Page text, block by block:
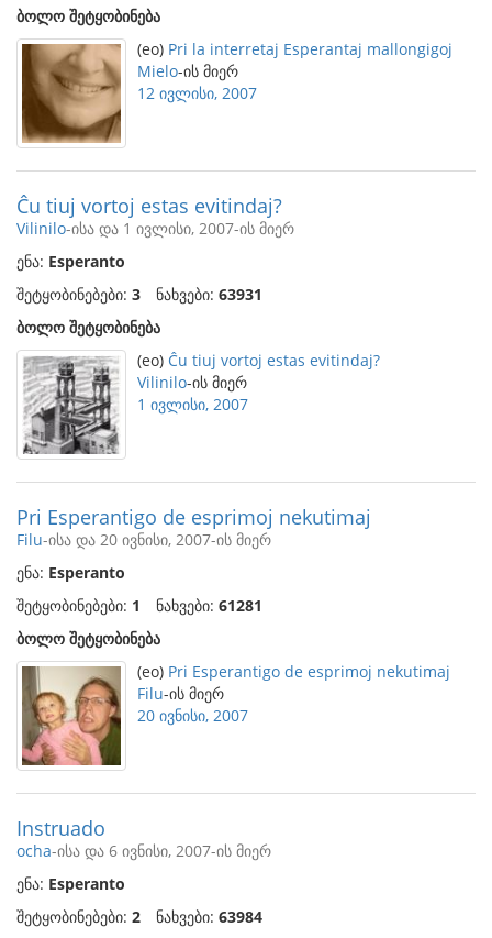
ბოლო შეტყობინება
(eo) Pri la interretaj Esperantaj mallongigoj
Mielo-ის მიერ
12 ივლისი, 2007
Ĉu tiuj vortoj estas evitindaj?
Vilinilo-ისა და 1 ივლისი, 2007-ის მიერ
ენა: Esperanto
შეტყობინებები: 3 ნახვები: 63931
ბოლო შეტყობინება
(eo) Ĉu tiuj vortoj estas evitindaj?
Vilinilo-ის მიერ
1 ივლისი, 2007
Pri Esperantigo de esprimoj nekutimaj
Filu-ისა და 20 ივნისი, 2007-ის მიერ
ენა: Esperanto
შეტყობინებები: 1 ნახვები: 61281
ბოლო შეტყობინება
(eo) Pri Esperantigo de esprimoj nekutimaj
Filu-ის მიერ
20 ივნისი, 2007
Instruado
ocha-ისა და 6 ივნისი, 2007-ის მიერ
ენა: Esperanto
შეტყობინებები: 2 ნახვები: 63984